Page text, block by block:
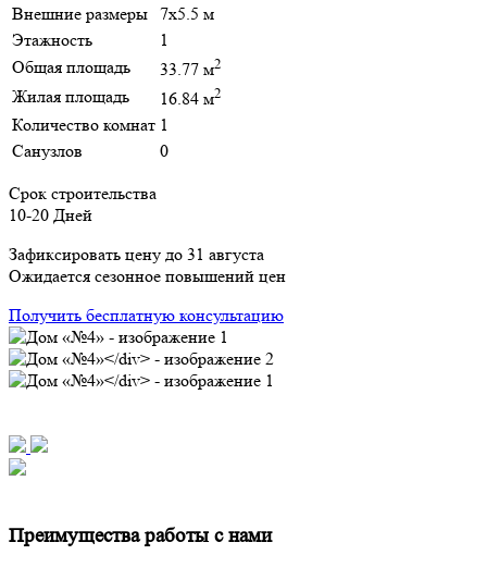
Внешние размеры 7х5.5 м
Этажность
1
Общая площадь
33.77 м2
Жилая площадь 16.84 м2
Количество комнат 1
Санузлов
0
Срок строительства
10-20 Дней
Зафиксировать цену до 31 августа
Ожидается сезонное повышений цен
Получить бесплатную консультацию
Преимущества работы с нами